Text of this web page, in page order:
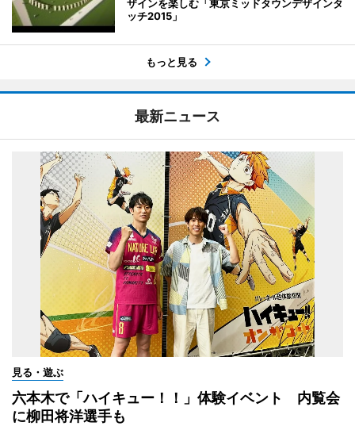
ザインを楽しむ「東京ミッドタウンデザインタ
ッチ2015」
もっと見る
最新ニュース
見る・遊ぶ
六本木で「ハイキュー！！」体験イベント 内覧会
に柳田将洋選手も